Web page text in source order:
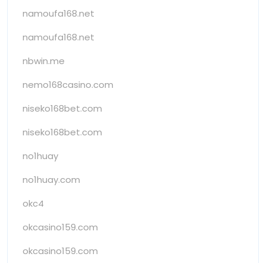
namoufa168.net
namoufa168.net
nbwin.me
nemo168casino.com
niseko168bet.com
niseko168bet.com
no1huay
no1huay.com
okc4
okcasino159.com
okcasino159.com